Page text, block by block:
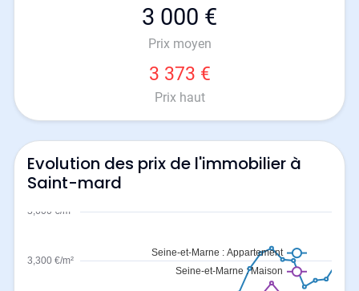
3 000 €
Prix moyen
3 373 €
Prix haut
Evolution des prix de l'immobilier à
Saint-mard